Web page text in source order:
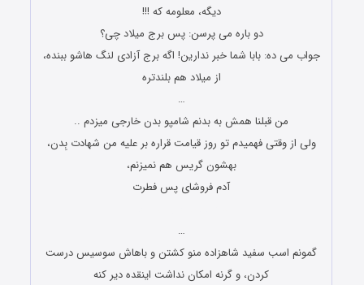
دیگه، معلومه که !!!
دو باره می پرسن: پس برج میلاد چی؟
جواب می ده: بابا شما خبر ندارین! اگه برج آزادی لنگ هاشو ببنده،
از میلاد هم بلندتره
…
من قبلنا همش به بدنم شامپو بدن خارجی میزدم ..
ولی از وقتی فهمیدم تو روز قیامت قراره بر علیه من شهادت بِدن،
بهشون گریس هم نمیزنم،
آدم فروشای پس فطرت
…
گمونم اسب سفید شاهزاده منو کشتن و باهاش سوسیس درست
کردن، و گرنه امکان نداشت اینقده دیر کنه